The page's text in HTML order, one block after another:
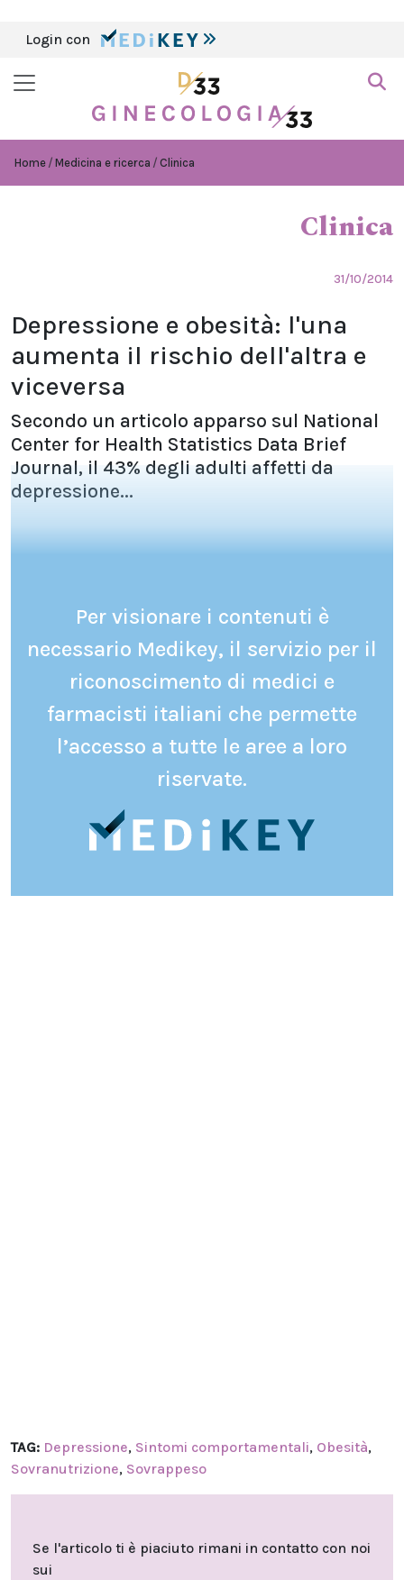
Login con
Home Medicina e ricerca Clinica
Clinica
31/10/2014
Depressione e obesità: l'una
aumenta il rischio dell'altra e
viceversa
Secondo un articolo apparso sul National
Center for Health Statistics Data Brief
Journal, il 43% degli adulti affetti da
depressione...
Per visionare i contenuti è
necessario Medikey, il servizio per il
riconoscimento di medici e
farmacisti italiani che permette
l’accesso a tutte le aree a loro
riservate.
TAG: Depressione, Sintomi comportamentali, Obesità,
Sovranutrizione, Sovrappeso
Se l'articolo ti è piaciuto rimani in contatto con noi
sui